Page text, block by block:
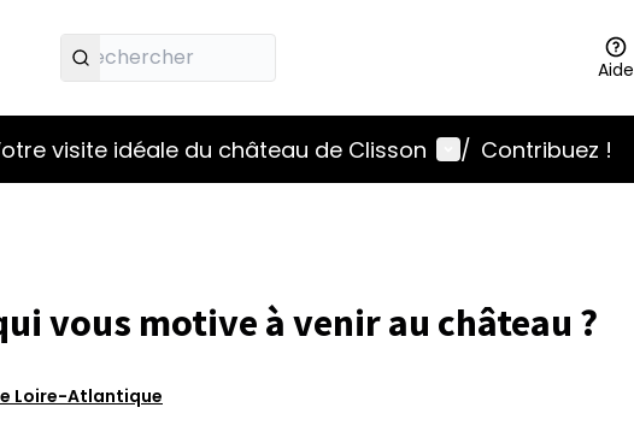
Aide
visite idéale du château de Clisson Menu utilisateur
/ Contribuez !
vous motive à venir au château ?
Loire-Atlantique